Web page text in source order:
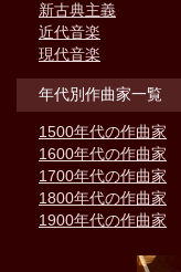
新古典主義
近代音楽
現代音楽
年代別作曲家一覧
1500年代の作曲家
1600年代の作曲家
1700年代の作曲家
1800年代の作曲家
1900年代の作曲家